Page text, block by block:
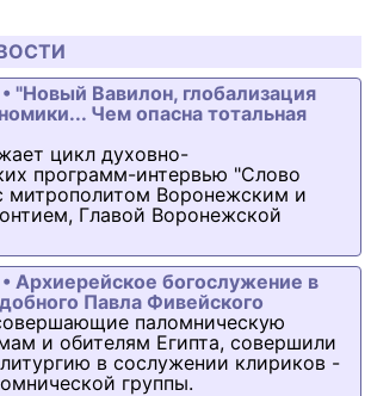
"Новый Вавилон, глобализация
Чем опасна тотальная
цикл духовно-
программ-интервью "Слово
митрополитом Воронежским и
Главой Воронежской
Архиерейское богослужение в
Павла Фивейского
паломническую
и обителям Египта, совершили
в сослужении клириков -
группы.